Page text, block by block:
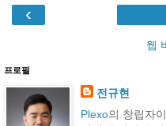
‹
웹
프로필
전규현
Plexo의 창립자